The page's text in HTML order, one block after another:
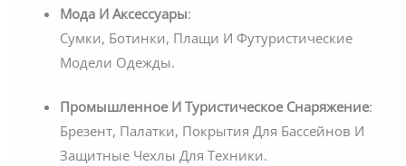
Мода И Аксессуары:
Сумки, Ботинки, Плащи И Футуристические
Модели Одежды.
Промышленное И Туристическое Снаряжение:
Брезент, Палатки, Покрытия Для Бассейнов И
Защитные Чехлы Для Техники.